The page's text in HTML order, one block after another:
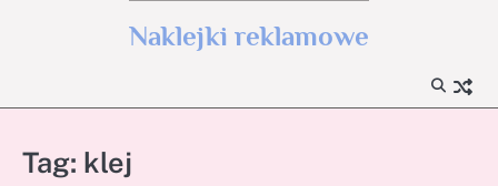
Naklejki reklamowe
Tag: klej